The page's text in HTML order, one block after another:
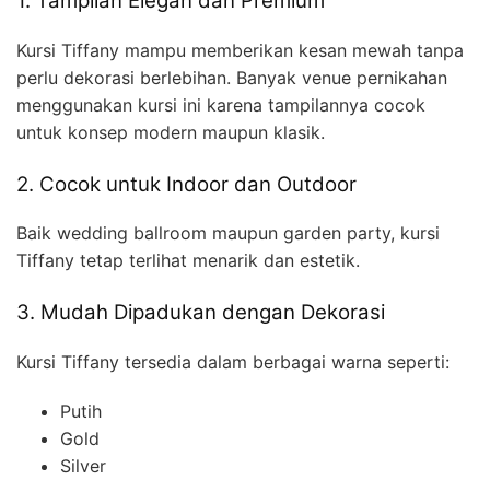
Kursi Tiffany mampu memberikan kesan mewah tanpa
perlu dekorasi berlebihan. Banyak venue pernikahan
menggunakan kursi ini karena tampilannya cocok
untuk konsep modern maupun klasik.
2. Cocok untuk Indoor dan Outdoor
Baik wedding ballroom maupun garden party, kursi
Tiffany tetap terlihat menarik dan estetik.
3. Mudah Dipadukan dengan Dekorasi
Kursi Tiffany tersedia dalam berbagai warna seperti:
Putih
Gold
Silver